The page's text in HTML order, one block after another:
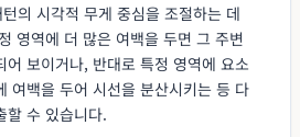
의 시각적 무게 중심을 조절하는 데
영역에 더 많은 여백을 두면 그 주변
어 보이거나, 반대로 특정 영역에 요소
여백을 두어 시선을 분산시키는 등 다
할 수 있습니다.